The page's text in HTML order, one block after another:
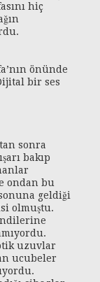
hiç
önünde
bir ses
sonra
bakıp
ondan bu
geldiği
olmuştu.
uzuvlar
ucubeler